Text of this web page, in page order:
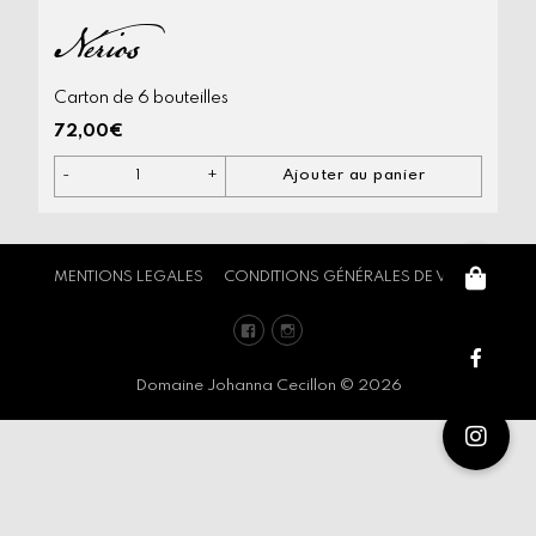
Nérios
Carton de 6 bouteilles
72,00€
-
quantité
de
+ Ajouter au panier
MENTIONS LEGALES CONDITIONS GÉNÉRALES DE VENTE
FacebookInstagram
Domaine Johanna Cecillon © 2026